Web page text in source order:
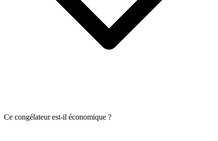
Ce congélateur est-il économique ?